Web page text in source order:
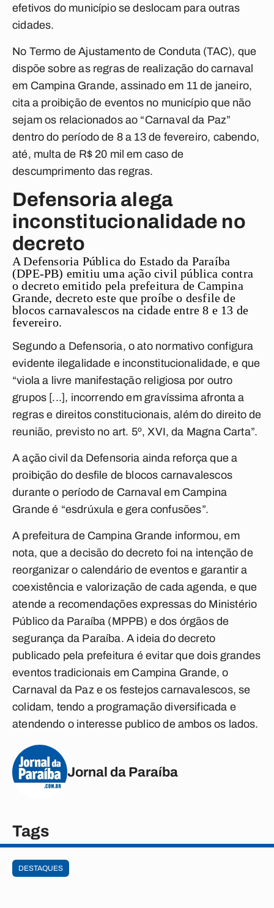
efetivos do município se deslocam para outras
cidades.
No Termo de Ajustamento de Conduta (TAC), que
dispõe sobre as regras de realização do carnaval
em Campina Grande, assinado em 11 de janeiro,
cita a proibição de eventos no município que não
sejam os relacionados ao “Carnaval da Paz”
dentro do período de 8 a 13 de fevereiro, cabendo,
até, multa de R$ 20 mil em caso de
descumprimento das regras.
Defensoria alega
inconstitucionalidade no
decreto
A Defensoria Pública do Estado da Paraíba
(DPE-PB) emitiu uma ação civil pública contra
o decreto emitido pela prefeitura deCampina
Grande, decreto este que proíbe o desfile de
blocos carnavalescos na cidade entre 8 e 13 de
fevereiro.
Segundo a Defensoria, o ato normativo configura
evidente ilegalidade e inconstitucionalidade, e que
“viola a livre manifestação religiosa por outro
grupos [...], incorrendo em gravíssima afronta a
regras e direitos constitucionais, além do direito de
reunião, previsto no art. 5º, XVI, da Magna Carta”.
A ação civil da Defensoria ainda reforça que a
proibição do desfile de blocos carnavalescos
durante o período de Carnaval em Campina
Grande é “esdrúxula e gera confusões”.
A prefeitura de Campina Grande informou, em
nota, que a decisão do decreto foi na intenção de
reorganizar o calendário de eventos e garantir a
coexistência e valorização de cada agenda, e que
atende a recomendações expressas do Ministério
Público da Paraíba (MPPB) e dos órgãos de
segurança da Paraíba. A ideia do decreto
publicado pela prefeitura é evitar que dois grandes
eventos tradicionais em Campina Grande, o
Carnaval da Paz e os festejos carnavalescos, se
colidam, tendo a programação diversificada e
atendendo o interesse publico de ambos os lados.
Jornal da Paraíba
Tags
DESTAQUES